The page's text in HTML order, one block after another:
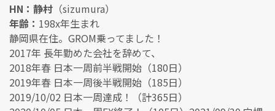
HN：静村 （sizumura）
年齢： 198x年生まれ
静岡県在住。GROM乗ってました！
2017年 長年勤めた会社を辞めて、
2018年春 日本一周前半戦開始（180日）
2019年春 日本一周後半戦開始（185日）
2019/10/02 日本一周達成！（計365日）